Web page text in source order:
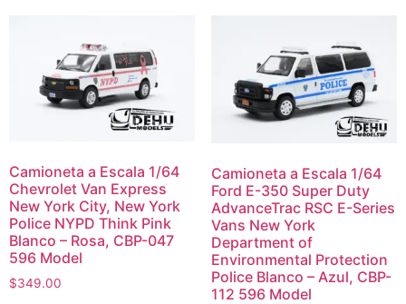
Camioneta a Escala 1/64
Chevrolet Van Express
New York City, New York
Police NYPD Think Pink
Blanco – Rosa, CBP-047
596 Model
$349.00
Camioneta a Escala 1/64
Ford E-350 Super Duty
AdvanceTrac RSC E-Series
Vans New York
Department of
Environmental Protection
Police Blanco – Azul, CBP-
112 596 Model